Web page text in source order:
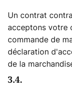
Un contrat
acceptons votre
commande de
déclaration
de la
3.4.